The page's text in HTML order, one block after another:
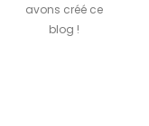
avons créé ce
blog !